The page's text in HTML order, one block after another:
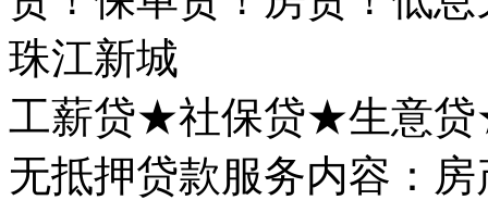
珠江新城
工薪贷★社保贷★生意
无抵押贷款服务内容：